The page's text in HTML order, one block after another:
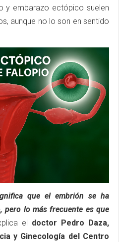
y embarazo ectópico suelen
aunque no lo son en sentido
que el embrión se ha
pero lo más frecuente es que
el
doctor Pedro Daza,
y Ginecología del Centro